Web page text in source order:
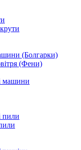
(Болгарки)
(Фени)
машини
пили